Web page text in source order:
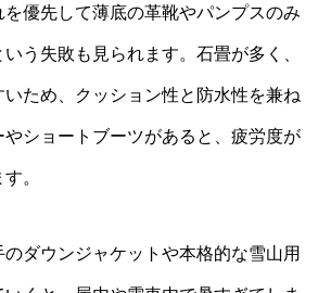
優先して薄底の革靴やパンプスのみ
う失敗も見られます。石畳が多く、
ため、クッション性と防水性を兼ね
ショートブーツがあると、疲労度が
。
ダウンジャケットや本格的な雪山用